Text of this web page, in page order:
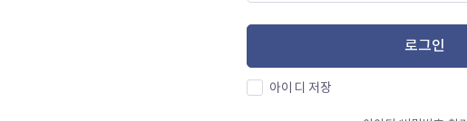
로그인
아이디 저장